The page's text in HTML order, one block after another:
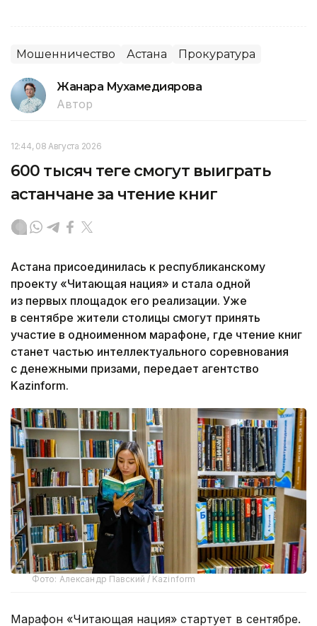
Мошенничество Астана Прокуратура
Жанара Мухамедиярова
Автор
12:44, 08 Августа 2026
600 тысяч теңге смогут выиграть
астанчане за чтение книг
Астана присоединилась к республиканскому
проекту «Читающая нация» и стала одной
из первых площадок его реализации. Уже
в сентябре жители столицы смогут принять
участие в одноименном марафоне, где чтение книг
станет частью интеллектуального соревнования
с денежными призами, передает агентство
Kazinform.
Фото: Александр Павский / Kazinform
Марафон «Читающая нация» стартует в сентябре.